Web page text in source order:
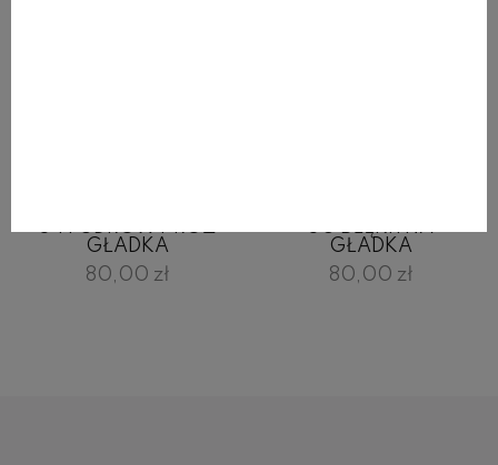
34 PUDROWY RÓŻ
GŁADKA
80,00 zł
30 BŁĘKITNA
GŁADKA
80,00 zł